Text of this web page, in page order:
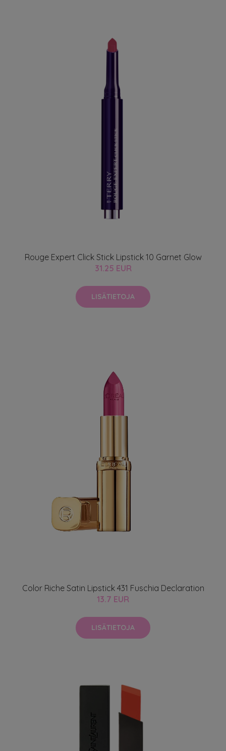
Rouge Expert Click Stick Lipstick 10 Garnet Glow
31.25 EUR
LISÄTIETOJA
Color Riche Satin Lipstick 431 Fuschia Declaration
13.7 EUR
LISÄTIETOJA